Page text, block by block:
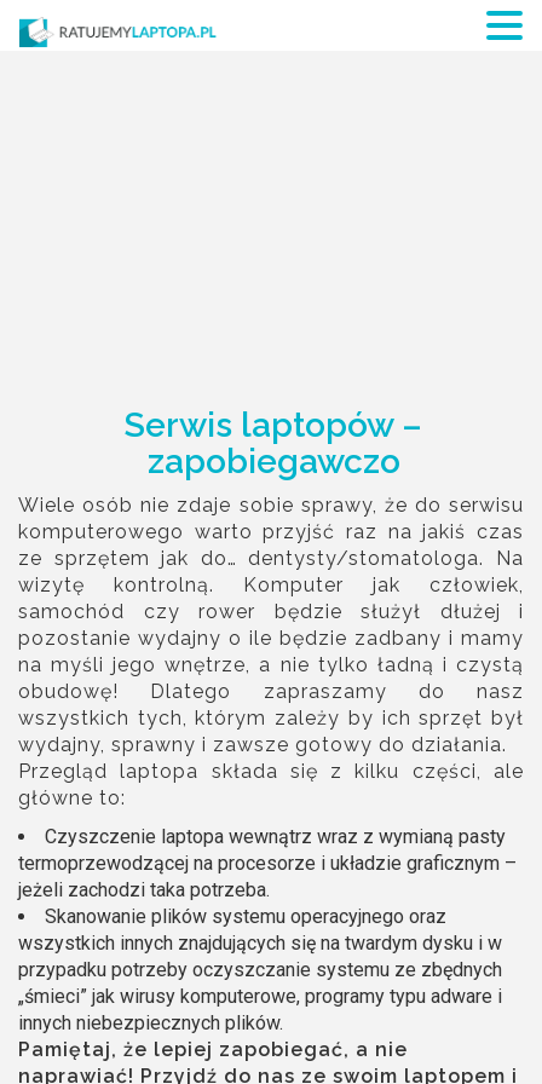
Serwis laptopów –
zapobiegawczo
Wiele osób nie zdaje sobie sprawy, że do serwisu
komputerowego warto przyjść raz na jakiś czas
ze sprzętem jak do… dentysty/stomatologa. Na
wizytę kontrolną. Komputer jak człowiek,
samochód czy rower będzie służył dłużej i
pozostanie wydajny o ile będzie zadbany i mamy
na myśli jego wnętrze, a nie tylko ładną i czystą
obudowę! Dlatego zapraszamy do nasz
wszystkich tych, którym zależy by ich sprzęt był
wydajny, sprawny i zawsze gotowy do działania.
Przegląd laptopa składa się z kilku części, ale
główne to:
Czyszczenie laptopa wewnątrz wraz z wymianą pasty
termoprzewodzącej na procesorze i układzie graficznym –
jeżeli zachodzi taka potrzeba.
Skanowanie plików systemu operacyjnego oraz
wszystkich innych znajdujących się na twardym dysku i w
przypadku potrzeby oczyszczanie systemu ze zbędnych
„śmieci” jak wirusy komputerowe, programy typu adware i
innych niebezpiecznych plików.
Pamiętaj, że lepiej zapobiegać, a nie
naprawiać! Przyjdź do nas ze swoim laptopem i